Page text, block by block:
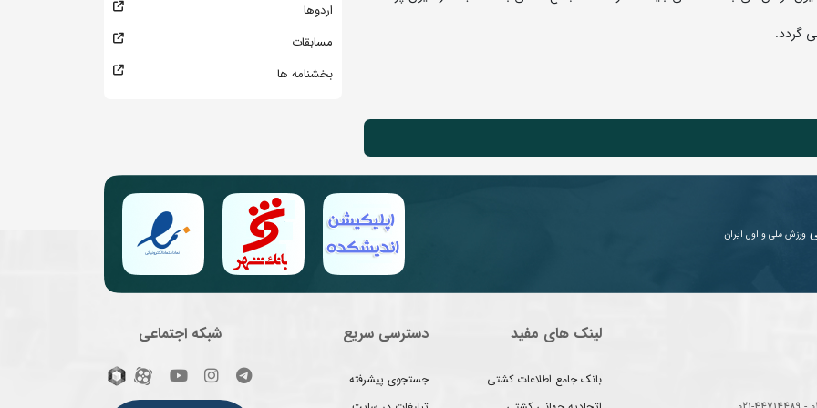
اردوها
مسابقات
بخشنامه ها
ورزش ملی و اول ایران
لینک های مفید
بانک جامع اطلاعات کشتی
دسترسی سریع
جستجوی پیشرفته
شبکه اجتماعی